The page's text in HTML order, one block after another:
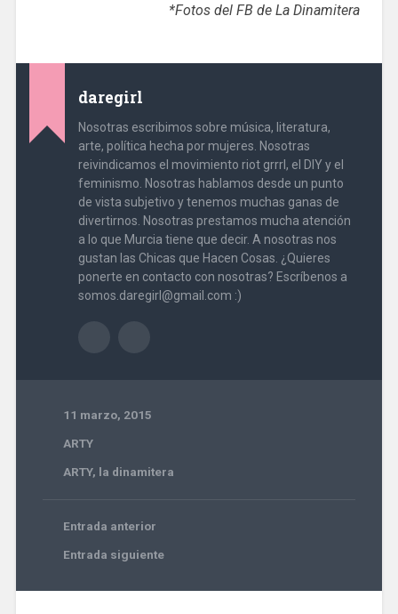
*Fotos del FB de La Dinamitera
daregirl
Nosotras escribimos sobre música, literatura,
arte, política hecha por mujeres. Nosotras
reivindicamos el movimiento riot grrrl, el DIY y el
feminismo. Nosotras hablamos desde un punto
de vista subjetivo y tenemos muchas ganas de
divertirnos. Nosotras prestamos mucha atención
a lo que Murcia tiene que decir. A nosotras nos
gustan las Chicas que Hacen Cosas. ¿Quieres
ponerte en contacto con nosotras? Escríbenos a
somos.daregirl@gmail.com :)
11 marzo, 2015
ARTY
ARTY, la dinamitera
Entrada anterior
Entrada siguiente